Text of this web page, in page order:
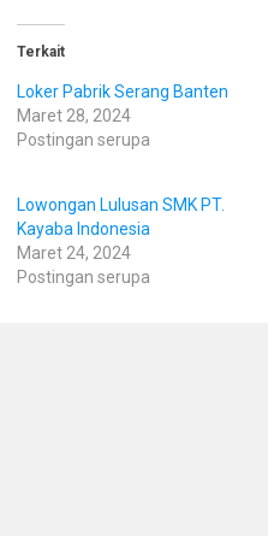
Terkait
Loker Pabrik Serang Banten
Maret 28, 2024
Postingan serupa
Lowongan Lulusan SMK PT.
Kayaba Indonesia
Maret 24, 2024
Postingan serupa